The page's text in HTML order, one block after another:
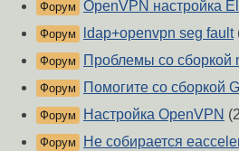
Форум OpenVPN настройка
Форум ldap+openvpn seg fault
Форум Проблемы со сборкой
Форум Помогите со сборкой
Форум Настройка OpenVPN
Форум Не собирается